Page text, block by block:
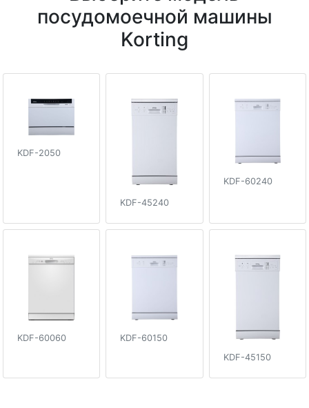
посудомоечной машины
Korting
KDF-2050
KDF-45240
KDF-60240
KDF-60060
KDF-60150
KDF-45150